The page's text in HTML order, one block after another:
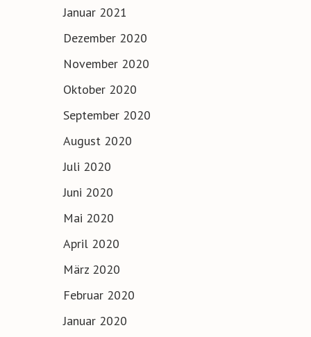
Januar 2021
Dezember 2020
November 2020
Oktober 2020
September 2020
August 2020
Juli 2020
Juni 2020
Mai 2020
April 2020
März 2020
Februar 2020
Januar 2020